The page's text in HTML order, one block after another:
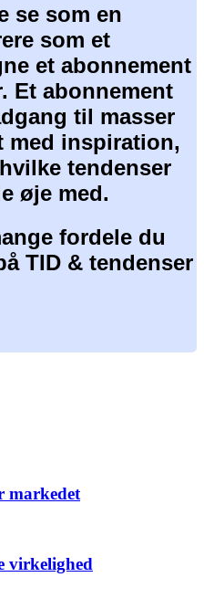
se som en
som et
et abonnement
Et abonnement
til masser
inspiration,
tendenser
øje med.
fordele du
TID & tendenser
markedet
virkelighed